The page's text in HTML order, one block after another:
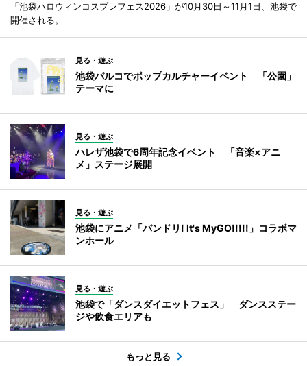
「池袋ハロウィンコスプレフェス2026」が10月30日～11月1日、池袋で
開催される。
見る・遊ぶ
池袋パルコでポップカルチャーイベント 「公園」
テーマに
見る・遊ぶ
ハレザ池袋で6周年記念イベント 「音楽×アニ
メ」ステージ展開
見る・遊ぶ
池袋にアニメ「バンドリ! It's MyGO!!!!!」コラボマ
ンホール
見る・遊ぶ
池袋で「ダンスダイエットフェス」 ダンスステー
ジや飲食エリアも
もっと見る